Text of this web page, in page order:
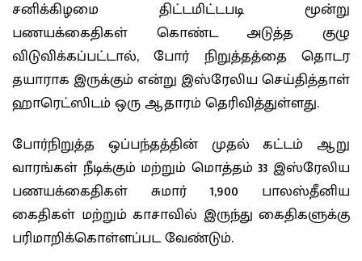
சனிக்கிழமை திட்டமிட்டபடி மூன்று
பணயக்கைதிகள் கொண்ட அடுத்த குழு
விடுவிக்கப்பட்டால், போர் நிறுத்தத்தை தொடர
தயாராக இருக்கும் என்று இஸ்ரேலிய செய்தித்தாள்
ஹாரெட்ஸிடம் ஒரு ஆதாரம் தெரிவித்துள்ளது.
போர்நிறுத்த ஒப்பந்தத்தின் முதல் கட்டம் ஆறு
வாரங்கள் நீடிக்கும் மற்றும் மொத்தம் 33 இஸ்ரேலிய
பணயக்கைதிகள் சுமார் 1,900 பாலஸ்தீனிய
கைதிகள் மற்றும் காசாவில் இருந்து கைதிகளுக்கு
பரிமாறிக்கொள்ளப்பட வேண்டும்.